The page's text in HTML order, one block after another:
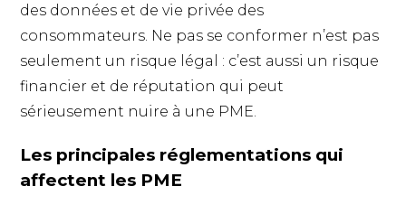
des données et de vie privée des
consommateurs. Ne pas se conformer n’est pas
seulement un risque légal : c’est aussi un risque
financier et de réputation qui peut
sérieusement nuire à une PME.
Les principales réglementations qui
affectent les PME